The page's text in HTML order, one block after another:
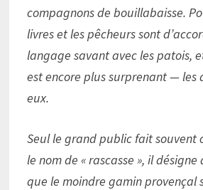
compagnons de bouillabaisse.
livres et les pêcheurs sont
langage savant avec les patois,
est encore plus surprenant — les
eux.
Seul le grand public fait souvent
le nom de « rascasse », il désigne
que le moindre gamin provençal